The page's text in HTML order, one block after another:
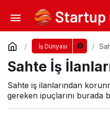
İş Dünyası
Sahte İş
Sahte iş ilanlarından
gereken ipuçlarını burada
Türk
Yolculuğu
Yorum Yap Paylaş